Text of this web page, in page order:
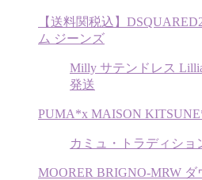
【送料関税込】
ム ジーンズ
Milly サテンドレス
発送
PUMA*x MAISON
カミュ・トラディショ
MOORER BRIGNO-MRW